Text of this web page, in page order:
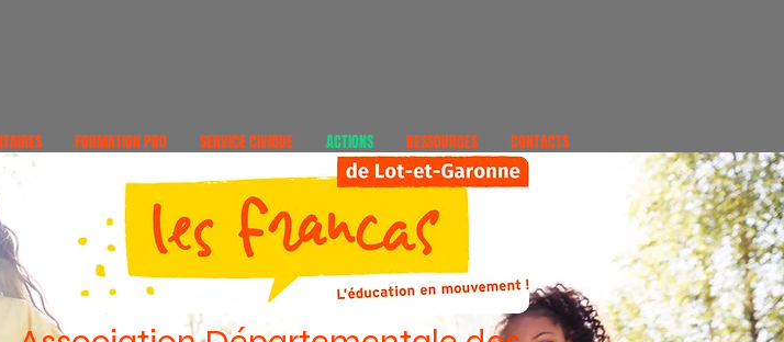
FORMATION PRO SERVICE CIVIQUE ACTIONS RESSOURCES CONTACTS